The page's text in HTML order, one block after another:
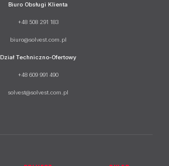
Biuro Obsługi Klienta
+48 508 291 183
biuro@solvest.com.pl
Dział Techniczno-Ofertowy
+48 609 991 490
solvest@solvest.com.pl